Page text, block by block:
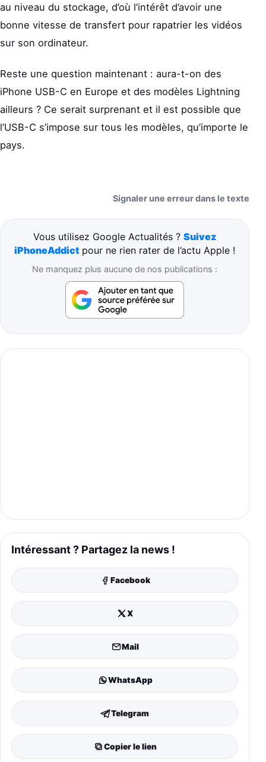
au niveau du stockage, d’où l’intérêt d’avoir une
bonne vitesse de transfert pour rapatrier les vidéos
sur son ordinateur.
Reste une question maintenant : aura-t-on des
iPhone USB-C en Europe et des modèles Lightning
ailleurs ? Ce serait surprenant et il est possible que
l’USB-C s’impose sur tous les modèles, qu’importe le
pays.
Signaler une erreur dans le texte
Vous utilisez Google Actualités ? Suivez
iPhoneAddict pour ne rien rater de l’actu Apple !
Ne manquez plus aucune de nos publications :
Intéressant ? Partagez la news !
Facebook
X
Mail
WhatsApp
Telegram
Copier le lien